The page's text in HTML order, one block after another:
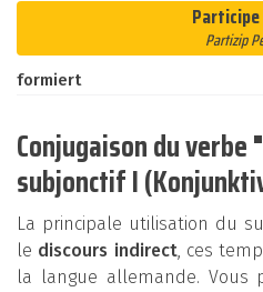
Partizip
formiert
Conjugaison du
subjonctif I
La principale utilisation du
le discours indirect, ces
la langue allemande. Vous